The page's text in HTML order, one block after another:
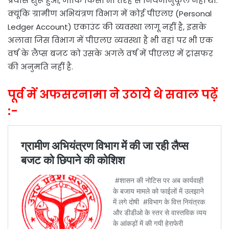
क्यूंकि ग्रामीण अभियंत्रण विभाग में कोई पीएलए (Personal
Ledger Account) एकाउंट की व्यवस्था लागू नहीं है, इसके
अलावा जिस विभाग में पीएलए व्यवस्था है भी वहां पर भी एक
वर्ष के लैप्स बजट को उसके अगले वर्ष में पीएलए में ट्रांसफर
की अनुमति नहीं है.
पूर्व में अफसरनामा ने उठाये थे सवाल पढ़ें
:-